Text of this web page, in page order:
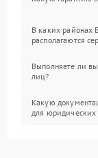
В каких районах
располагаются
Выполняете ли
лиц?
Какую
для юридических